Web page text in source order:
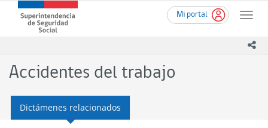
contenido
Mi portal
Toggle
Superintendencia
de
(SUSESO)
-
de
Chile
Accidentes del trabajo
Dictámenes relacionados